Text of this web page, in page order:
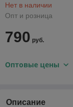
Нет в наличии
Опт и розница
790 руб.
Оптовые цены
Описание